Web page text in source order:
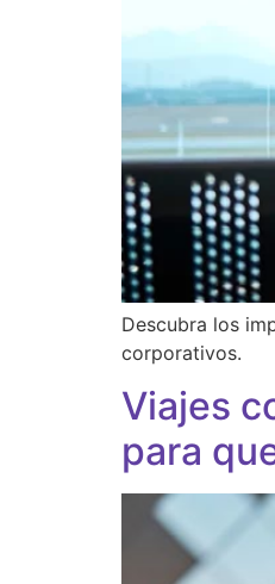
Descubra los
corporativos.
Viajes
para